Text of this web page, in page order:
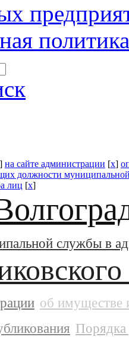
политика
] на сайте администрации [x]
должности
лиц [x]
службы в
об имуществе
Порядка